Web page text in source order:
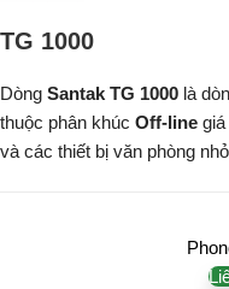
TG 1000
Dòng Santak TG 1000 là
thuộc phân khúc Off-line
và các thiết bị văn phòng